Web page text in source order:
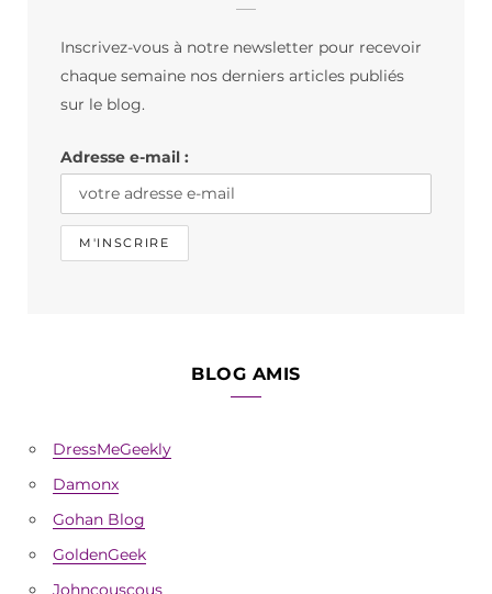
m
Inscrivez-vous à notre newsletter pour recevoir
chaque semaine nos derniers articles publiés
sur le blog.
Adresse e-mail :
BLOG AMIS
DressMeGeekly
Damonx
Gohan Blog
GoldenGeek
Johncouscous